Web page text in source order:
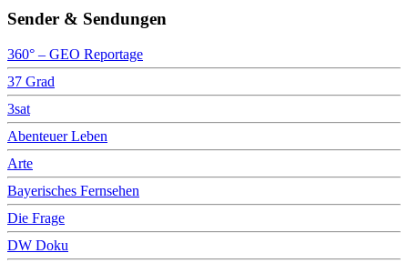
Sender & Sendungen
360° – GEO Reportage
37 Grad
3sat
Abenteuer Leben
Arte
Bayerisches Fernsehen
Die Frage
DW Doku